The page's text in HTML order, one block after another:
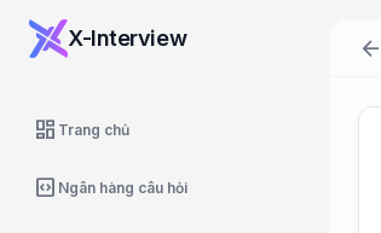
X-Interview
dashboard Trang chủ
code_blocks Ngân hàng câu hỏi
arrow_back